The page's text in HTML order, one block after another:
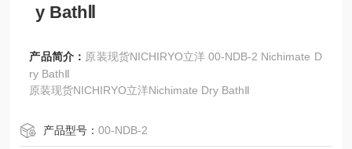
y BathⅡ
产品简介： 原装现货NICHIRYO立洋 00-NDB-2 Nichimate D
ry BathⅡ
原装现货NICHIRYO立洋Nichimate Dry BathⅡ
产品型号：00-NDB-2